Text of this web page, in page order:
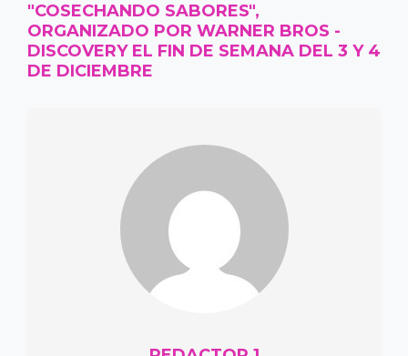
"COSECHANDO SABORES",
ORGANIZADO POR WARNER BROS -
DISCOVERY EL FIN DE SEMANA DEL 3 Y 4
DE DICIEMBRE